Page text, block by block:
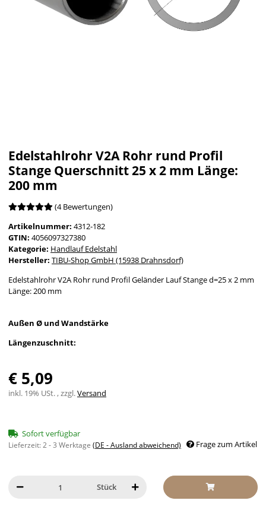
Edelstahlrohr V2A Rohr rund Profil
Stange Querschnitt 25 x 2 mm Länge:
200 mm
(4 Bewertungen)
Artikelnummer: 4312-182
GTIN: 4056097327380
Kategorie: Handlauf Edelstahl
Hersteller: TIBU-Shop GmbH (15938 Drahnsdorf)
Edelstahlrohr V2A Rohr rund Profil Geländer Lauf Stange d=25 x 2 mm
Länge: 200 mm
Außen Ø und Wandstärke
Längenzuschnitt:
€ 5,09
inkl. 19% USt. , zzgl.Versand
Sofort verfügbar
Lieferzeit:2 - 3 Werktage (DE - Ausland abweichend) Frage zum Artikel
Stück